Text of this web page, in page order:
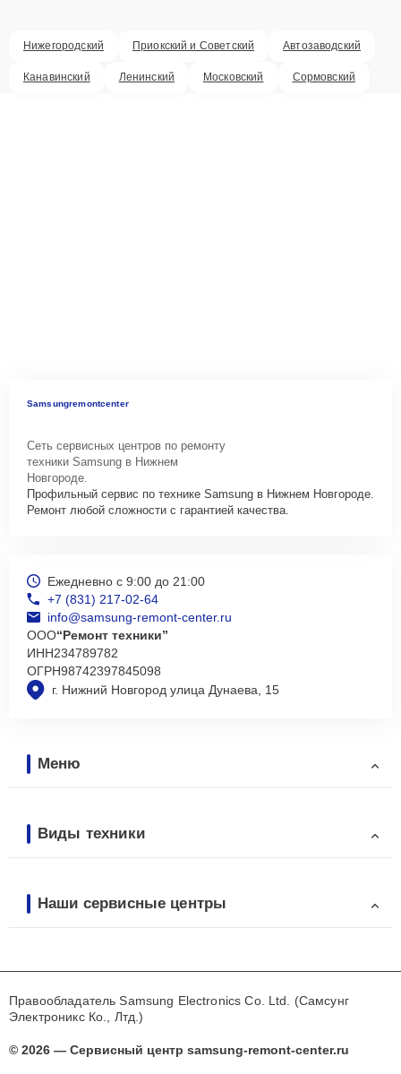
Нижегородский Приокский и Советский Автозаводский
Канавинский Ленинский Московский Сормовский
Samsungremontcenter
Сеть сервисных центров по ремонту
техники Samsung в Нижнем
Новгороде.
Профильный сервис по технике Samsung в Нижнем Новгороде.
Ремонт любой сложности с гарантией качества.
г. Нижний Новгород улица Дунаева, 15
Ежедневно с 9:00 до 21:00
+7 (831) 217-02-64
info@samsung-remont-center.ru
ООО“Ремонт техники”
ИНН234789782
ОГРН98742397845098
Меню
Виды техники
Наши сервисные центры
Правообладатель Samsung Electronics Co. Ltd. (Самсунг
Электроникс Ко., Лтд.)
© 2026 — Сервисный центр samsung-remont-center.ru